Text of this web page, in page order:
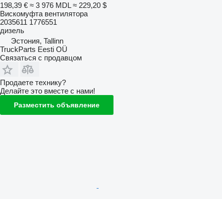
198,39 € ≈ 3 976 MDL ≈ 229,20 $
Вискомуфта вентилятора
2035611 1776551
дизель
Эстония, Tallinn
TruckParts Eesti OÜ
Связаться с продавцом
Продаете технику?
Делайте это вместе с нами!
Разместить объявление